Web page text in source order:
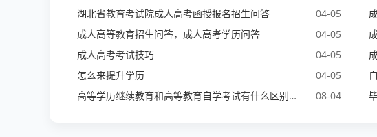
04-05
湖北省教育考试院成人高考函授报名招生问答
04-05
成人高等教育招生问答，成人高考学历问答
04-05
成人高考考试技巧
04-05
怎么来提升学历
08-04
高等学历继续教育和高等教育自学考试有什么区别？